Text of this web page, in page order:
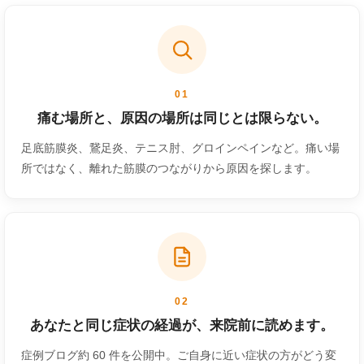
01
痛む場所と、原因の場所は同じとは限らない。
足底筋膜炎、鵞足炎、テニス肘、グロインペインなど。痛い場
所ではなく、離れた筋膜のつながりから原因を探します。
02
あなたと同じ症状の経過が、来院前に読めます。
症例ブログ約 60 件を公開中。ご自身に近い症状の方がどう変